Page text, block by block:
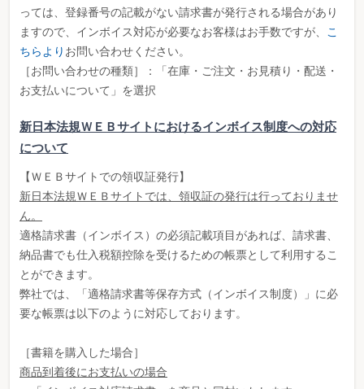
っては、登録番号の記載がない請求書が発行される場合があり
ますので、インボイス対応が必要なお客様はお手数ですが、
こ
ちらより お問い合わせください。
［お問い合わせの種類］：「在庫・ご注文・お見積り・配送・
お支払いについて」を選択
新日本法規ＷＥＢサイトにおけるインボイス制度への対応
について
【ＷＥＢサイトでの領収証発行】
新日本法規ＷＥＢサイトでは、領収証の発行は行っておりませ
ん。
適格請求書（インボイス）の必須記載項目があれば、請求書、
納品書でも仕入税額控除を受けるための帳票として利用するこ
とができます。
弊社では、「適格請求書等保存方式（インボイス制度）」に必
要な帳票は以下のように対応しております。
［書籍を購入した場合］
商品到着後にお支払いの場合